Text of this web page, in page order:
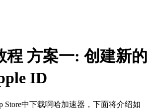
程 方案一: 创建新的
ID
Store中下载啊哈加速器，下面将介绍如